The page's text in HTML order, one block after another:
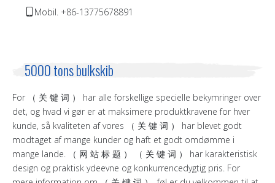
Mobil. +86-13775678891
5000 tons bulkskib
For （ 关 键 词 ） har alle forskellige specielle bekymringer over
det, og hvad vi gør er at maksimere produktkravene for hver
kunde, så kvaliteten af ​​vores （ 关 键 词 ） har blevet godt
modtaget af mange kunder og haft et godt omdømme i
mange lande. （ 网 站 标 题 ） （ 关 键 词 ） har karakteristisk
design og praktisk ydeevne og konkurrencedygtig pris. For